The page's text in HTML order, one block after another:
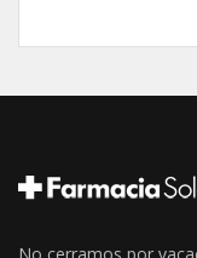
No cerramos por